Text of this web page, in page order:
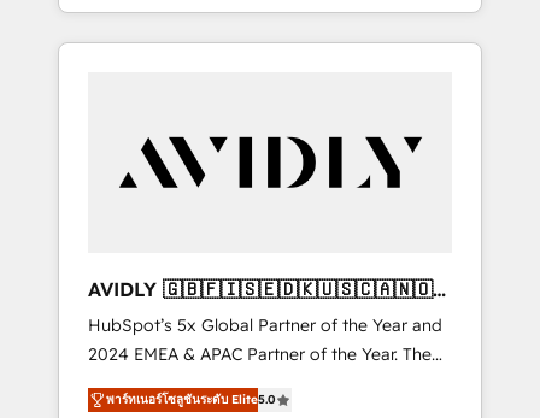
specialize in both strategic RevOps planning
and hands-on technical execution - building
Services - Managed IT (MSP) - Franchises -
Professional Services - And more! How we
Custom integrations and workflow
automation ✔️ User adoption programs,
training, and enablement Through project-
based engagements and ongoing RevOps
AVIDLY 🇬🇧🇫🇮🇸🇪🇩🇰🇺🇸🇨🇦🇳🇴
🇩🇪🇦🇺🇳🇿
HubSpot’s 5x Global Partner of the Year and
2024 EMEA & APAC Partner of the Year. The
world’s most experienced and fully
accredited HubSpot Solutions Partner. 🚀
พาร์ทเนอร์โซลูชันระดับ Elite5.0